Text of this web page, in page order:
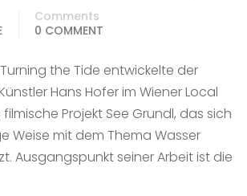
Comments
0 COMMENT
the Tide entwickelte der
Hans Hofer im Wiener Local
filmische Projekt See Grundl, das sich
Weise mit dem Thema Wasser
Ausgangspunkt seiner Arbeit ist die